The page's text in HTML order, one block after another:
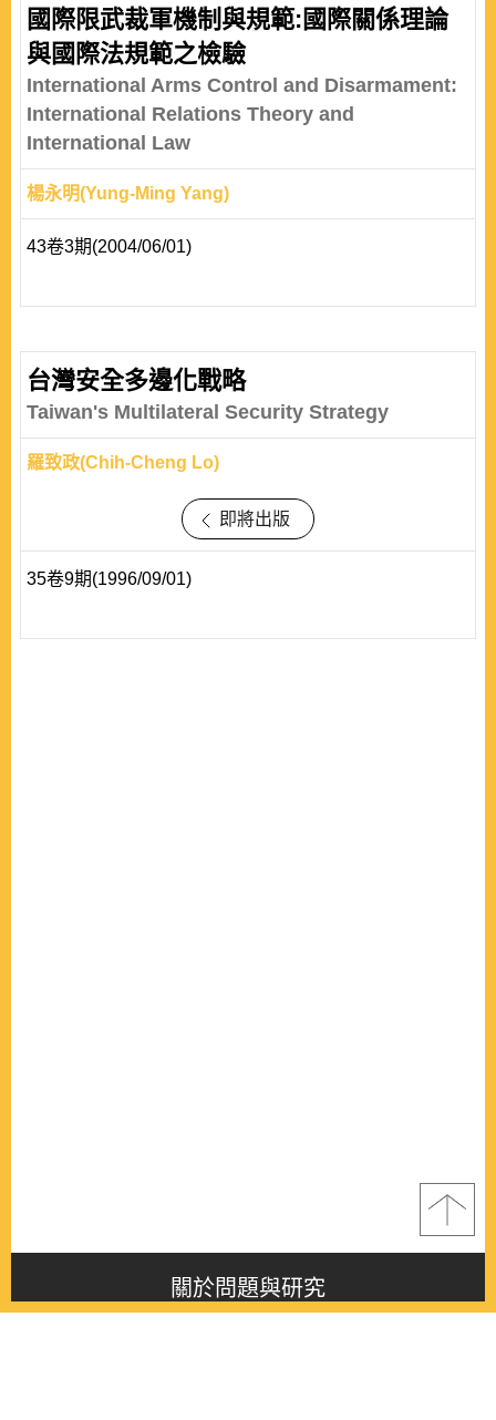
國際限武裁軍機制與規範:國際關係理論
與國際法規範之檢驗
International Arms Control and Disarmament:
International Relations Theory and
International Law
楊永明(Yung-Ming Yang)
43卷3期(2004/06/01)
台灣安全多邊化戰略
Taiwan's Multilateral Security Strategy
羅致政(Chih-Cheng Lo)
即將出版
35卷9期(1996/09/01)
關於問題與研究
About this journal